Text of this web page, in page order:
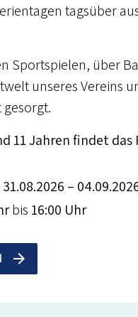
tagsüber
Sportspielen, über
unseres Vereins
gesorgt.
11 Jahren findet
31.08.2026 –
bis 16:00 Uhr